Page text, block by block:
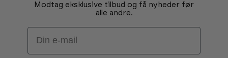
Modtag eksklusive tilbud og få nyheder før
alle andre.
Email